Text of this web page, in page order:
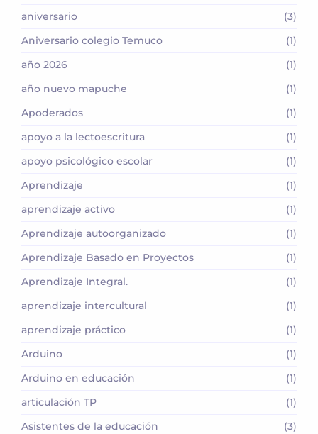
aniversario
(3)
Aniversario colegio Temuco
(1)
año 2026
(1)
año nuevo mapuche
(1)
Apoderados
(1)
apoyo a la lectoescritura
(1)
apoyo psicológico escolar
(1)
Aprendizaje
(1)
aprendizaje activo
(1)
Aprendizaje autoorganizado
(1)
Aprendizaje Basado en Proyectos
(1)
Aprendizaje Integral.
(1)
aprendizaje intercultural
(1)
aprendizaje práctico
(1)
Arduino
(1)
Arduino en educación
(1)
articulación TP
(1)
Asistentes de la educación
(3)